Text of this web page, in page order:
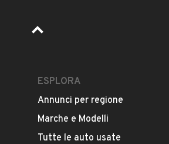
Pubblicità
ESPLORA
Annunci per regione
Marche e Modelli
Tutte le auto usate